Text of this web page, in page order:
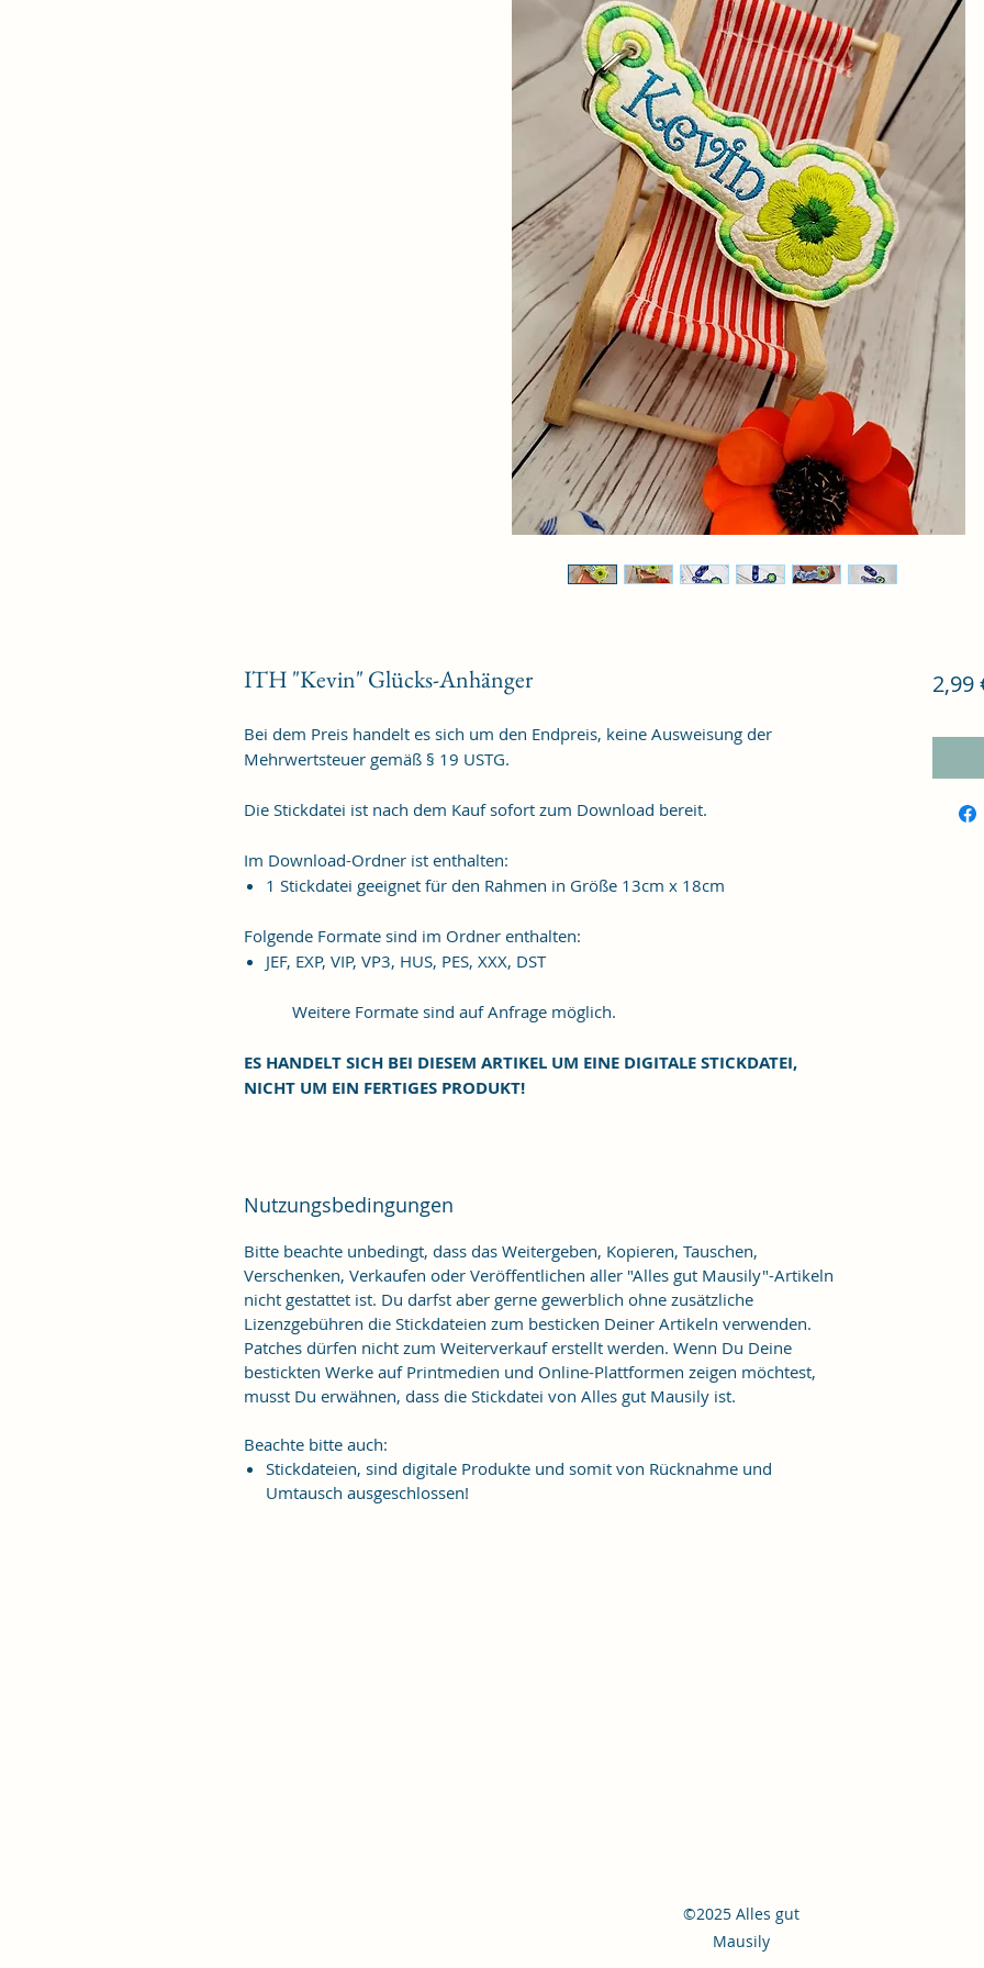
ITH "Kevin" Glücks-Anhänger
Bei dem Preis handelt es sich um den Endpreis, keine Ausweisung der
Mehrwertsteuer gemäß § 19 USTG.
Die Stickdatei ist nach dem Kauf sofort zum Download bereit.
Im Download-Ordner ist enthalten:
1 Stickdatei geeignet für den Rahmen in Größe 13cm x 18cm
Folgende Formate sind im Ordner enthalten:
JEF, EXP, VIP, VP3, HUS, PES, XXX, DST
Weitere Formate sind auf Anfrage möglich.
ES HANDELT SICH BEI DIESEM ARTIKEL UM EINE DIGITALE STICKDATEI,
NICHT UM EIN FERTIGES PRODUKT!
Nutzungsbedingungen
Bitte beachte unbedingt, dass das Weitergeben, Kopieren, Tauschen,
Verschenken, Verkaufen oder Veröffentlichen aller "Alles gut Mausily"-Artikeln
nicht gestattet ist. Du darfst aber gerne gewerblich ohne zusätzliche
Lizenzgebühren die Stickdateien zum besticken Deiner Artikeln verwenden.
Patches dürfen nicht zum Weiterverkauf erstellt werden. Wenn Du Deine
bestickten Werke auf Printmedien und Online-Plattformen zeigen möchtest,
musst Du erwähnen, dass die Stickdatei von Alles gut Mausily ist.
Beachte bitte auch:
Stickdateien, sind digitale Produkte und somit von Rücknahme und
Umtausch ausgeschlossen!
2,99
©2025 Alles gut
Mausily